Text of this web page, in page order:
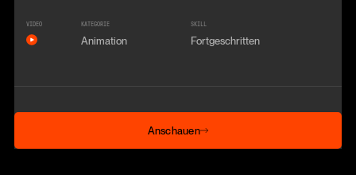
VIDEO KATEGORIE
Animation
SKILL
Fortgeschritten
Anschauen
Anschauen